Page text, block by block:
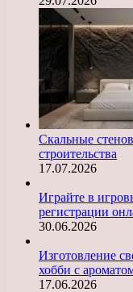
Скальные
строительства
17.07.2026
Играйте в
регистрации
30.06.2026
Изготовление
хобби с
17.06.2026